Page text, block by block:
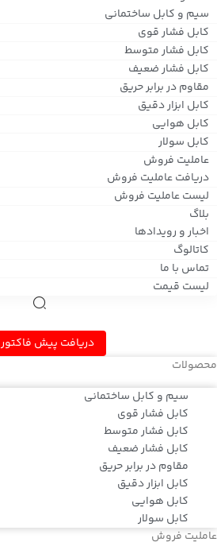
سیم و کابل ساختمانی
کابل فشار قوی
کابل فشار متوسط
کابل فشار ضعیف
مقاوم در برابر حریق
کابل ابزار دقیق
کابل هوایی
کابل سولار
عاملیت فروش
دریافت عاملیت فروش
لیست عاملیت فروش
بلاگ
اخبار و رویدادها
کاتالوگ
تماس با ما
لیست قیمت
دریافت پیش فاکتور
محصولات
سیم و کابل ساختمانی
کابل فشار قوی
کابل فشار متوسط
کابل فشار ضعیف
مقاوم در برابر حریق
کابل ابزار دقیق
کابل هوایی
کابل سولار
عاملیت فروش